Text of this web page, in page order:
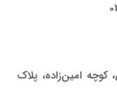
کوچه امین‌زاده، پلاک